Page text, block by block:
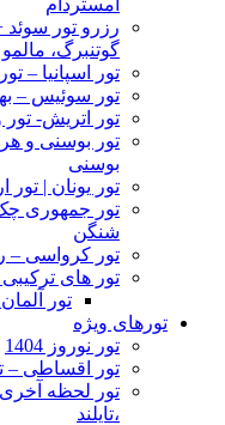
آمستردام
رزرو تور سوئد
گوتنبرگ، مالمو
تور اسپانیا –
تور سوئیس –
تور اتریش-
تور بوسنی و
بوسنی
تور یونان |
تور جمهوری
شنگن
تور کرواسی –
تور های ترکیبی
تور
تورهای ویژه
تور نوروز 1404
تور اقساطی –
تور لحظه
،تایلند